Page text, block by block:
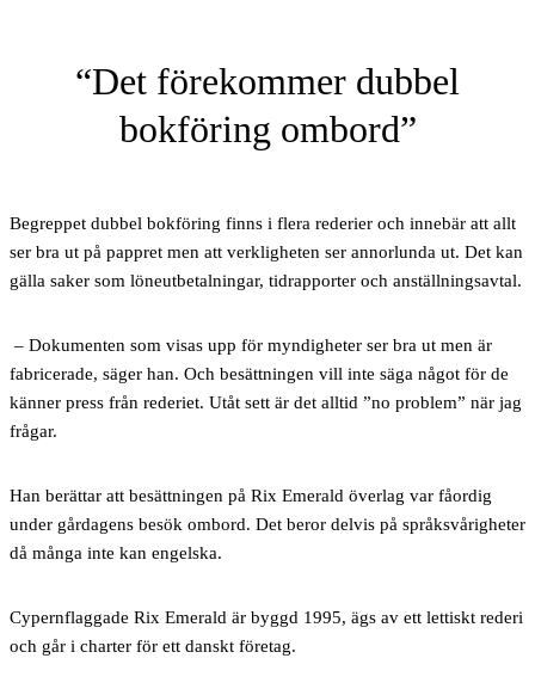
Det förekommer dubbel
bokföring ombord
Begreppet dubbel bokföring finns i flera rederier och innebär att allt
ser bra ut på pappret men att verkligheten ser annorlunda ut. Det kan
gälla saker som löneutbetalningar, tidrapporter och anställningsavtal.
– Dokumenten som visas upp för myndigheter ser bra ut men är
fabricerade, säger han. Och besättningen vill inte säga något för de
känner press från rederiet. Utåt sett är det alltid ”no problem” när jag
frågar.
Han berättar att besättningen på Rix Emerald överlag var fåordig
under gårdagens besök ombord. Det beror delvis på språksvårigheter
då många inte kan engelska.
Cypernflaggade Rix Emerald är byggd 1995, ägs av ett lettiskt rederi
och går i charter för ett danskt företag.